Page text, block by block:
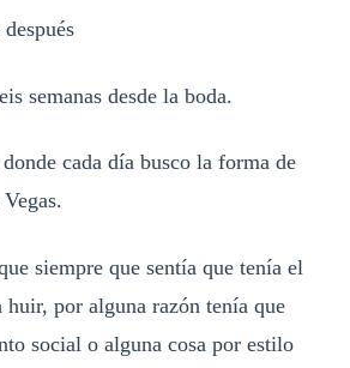
semanas desde la boda.
donde cada día busco la forma de
siempre que sentía que tenía el
huir, por alguna razón tenía que
social o alguna cosa por estilo